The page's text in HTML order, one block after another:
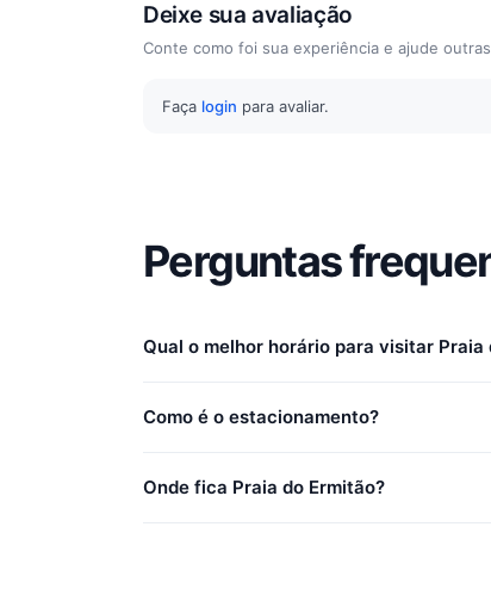
Deixe sua avaliação
Conte como foi sua experiência e ajude
Faça login para avaliar.
Perguntas
Qual o melhor horário para visitar Praia
Como é o estacionamento?
Onde fica Praia do Ermitão?